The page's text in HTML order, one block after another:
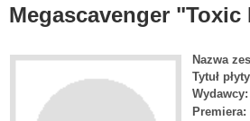
Megascavenger
Nazwa
Tytuł
Wydawcy:
Premiera: